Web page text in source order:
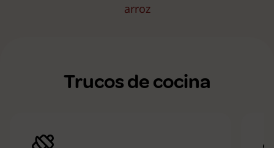
arroz
Trucos de cocina